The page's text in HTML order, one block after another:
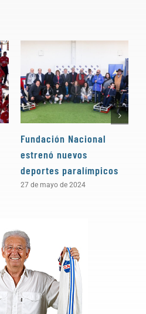
Fundación Nacional
estrenó nuevos
deportes paralímpicos
27 de mayo de 2024